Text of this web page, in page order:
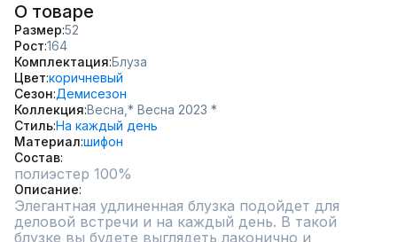
О товаре
Размер 52
Рост 164
Комплектация Блуза
Цвет коричневый
Сезон Демисезон
Коллекция Весна, * Весна 2023 *
СтильНа каждый день
Материал шифон
Состав
полиэстер 100%
Описание
Элегантная удлиненная блузка подойдет для
деловой встречи и на каждый день. В такой
блузке вы будете выглядеть лаконично и